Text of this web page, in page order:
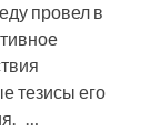
провел в
тезисы его
…